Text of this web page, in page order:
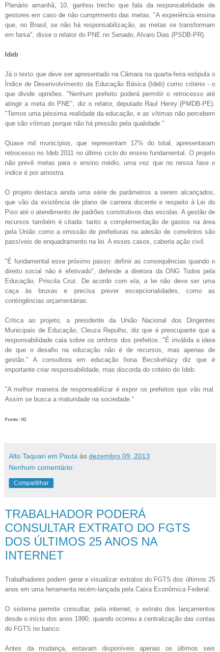
Plenário amanhã, 10, ganhou trecho que fala da responsabilidade de
gestores em caso de não cumprimento das metas. "A experiência ensina
que, no Brasil, se não há responsabilização, as metas se transformam
em farsa", disse o relator do PNE no Senado, Alvaro Dias (PSDB-PR).
Ideb
Já o texto que deve ser apresentado na Câmara na quarta-feira estipula o
Índice de Desenvolvimento da Educação Básica (Ideb) como critério - o
que divide opiniões. "Nenhum prefeito poderá permitir o retrocesso até
atingir a meta do PNE", diz o relator, deputado Raul Henry (PMDB-PE).
"Temos uma péssima realidade da educação, e as vítimas não percebem
que são vítimas porque não há pressão pela qualidade."
Quase mil municípios, que representam 17% do total, apresentaram
retrocesso no Ideb 2011 no último ciclo do ensino fundamental. O projeto
não prevê metas para o ensino médio, uma vez que no nessa fase o
índice é por amostra.
O projeto destaca ainda uma série de parâmetros a serem alcançados,
que vão da existência de plano de carreira docente e respeito à Lei do
Piso até o atendimento de padrões construtivos das escolas. A gestão de
recursos também é citada: tanto a complementação de gastos na área
pela União como a omissão de prefeituras na adesão de convênios são
passíveis de enquadramento na lei. A esses casos, caberia ação civil.
"É fundamental esse próximo passo: definir as consequências quando o
direito social não é efetivado", defende a diretora da ONG Todos pela
Educação, Priscila Cruz. De acordo com ela, a lei não deve ser uma
caça às bruxas e precisa prever excepcionalidades, como as
contingências orçamentárias.
Crítica ao projeto, a presidente da União Nacional dos Dirigentes
Municipais de Educação, Cleuza Repulho, diz que é preocupante que a
responsabilidade caia sobre os ombros dos prefeitos. "É inválida a ideia
de que o desafio na educação não é de recursos, mas apenas de
gestão." A consultora em educação Ilona Becskeházy diz que é
importante criar responsabilidade, mas discorda do critério do Ideb.
"A melhor maneira de responsabilizar é expor os prefeitos que vão mal.
Assim se busca a maturidade na sociedade."
Fonte: IG
Alto Taquari em Pauta às dezembro 09, 2013
Nenhum comentário:
Compartilhar
TRABALHADOR PODERÁ
CONSULTAR EXTRATO DO FGTS
DOS ÚLTIMOS 25 ANOS NA
INTERNET
Trabalhadores podem gerar e visualizar extratos do FGTS dos últimos 25
anos em uma ferramenta recém-lançada pela Caixa Econômica Federal.
O sistema permite consultar, pela internet, o extrato dos lançamentos
desde o início dos anos 1990, quando ocorreu a centralização das contas
do FGTS no banco.
Antes da mudança, estavam disponíveis apenas os últimos seis